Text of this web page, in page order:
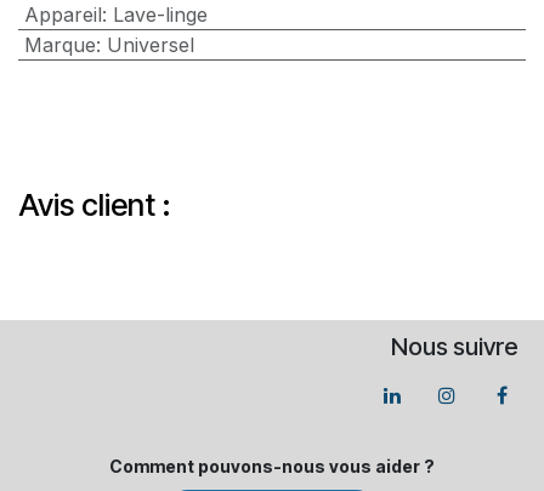
Appareil: Lave-linge
Marque: Universel
Avis client :
Nous suivre
Comment pouvons-​nous vous aider ?